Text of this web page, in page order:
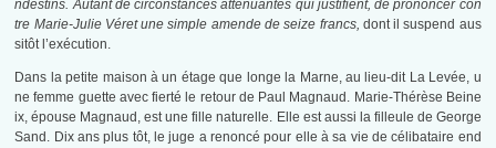
ndestins. Autant de circonstances atténuantes qui justifient, de prononcer con
tre Marie-Julie Véret une simple amende de seize francs, dont il suspend aus
sitôt l’exécution.
Dans la petite maison à un étage que longe la Marne, au lieu-dit La Levée, u
ne femme guette avec fierté le retour de Paul Magnaud. Marie-Thérèse Beine
ix, épouse Magnaud, est une fille naturelle. Elle est aussi la filleule de George
Sand. Dix ans plus tôt, le juge a renoncé pour elle à sa vie de célibataire end